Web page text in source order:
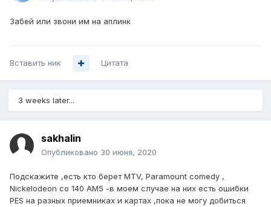
Забей или звони им на аплинк
Вставить ник Цитата
3 weeks later...
sakhalin
Опубликовано 30 июня, 2020
Подскажите ,есть кто берет MTV, Paramount comedy ,
Nickelodeon со 140 AM5 -в моем случае на них есть ошибки
PES на разных приемниках и картах ,пока не могу добиться